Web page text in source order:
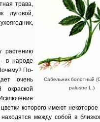
Сабельник болотный
palustre L.)
трава,
луговой,
растению
в народе
По-
очень
окраской
которого имеют некоторое
между собой в